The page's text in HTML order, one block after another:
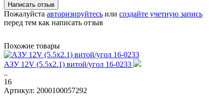
Написать отзыв
Пожалуйста авторизируйтесь или создайте учетную запись
перед тем как написать отзыв
Похожие товары
АЗУ 12V (5.5x2.1) витой/угол 16-0233
..
16
Артикул: 2000100057292